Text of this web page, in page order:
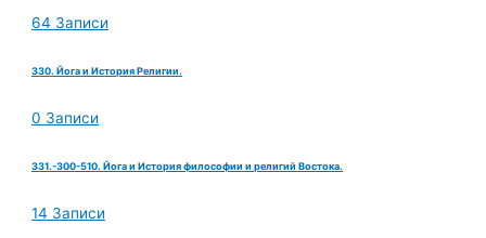
64 Записи
330. Йога и История Религии.
0 Записи
331.-300-510. Йога и История философии и религий Востока.
14 Записи